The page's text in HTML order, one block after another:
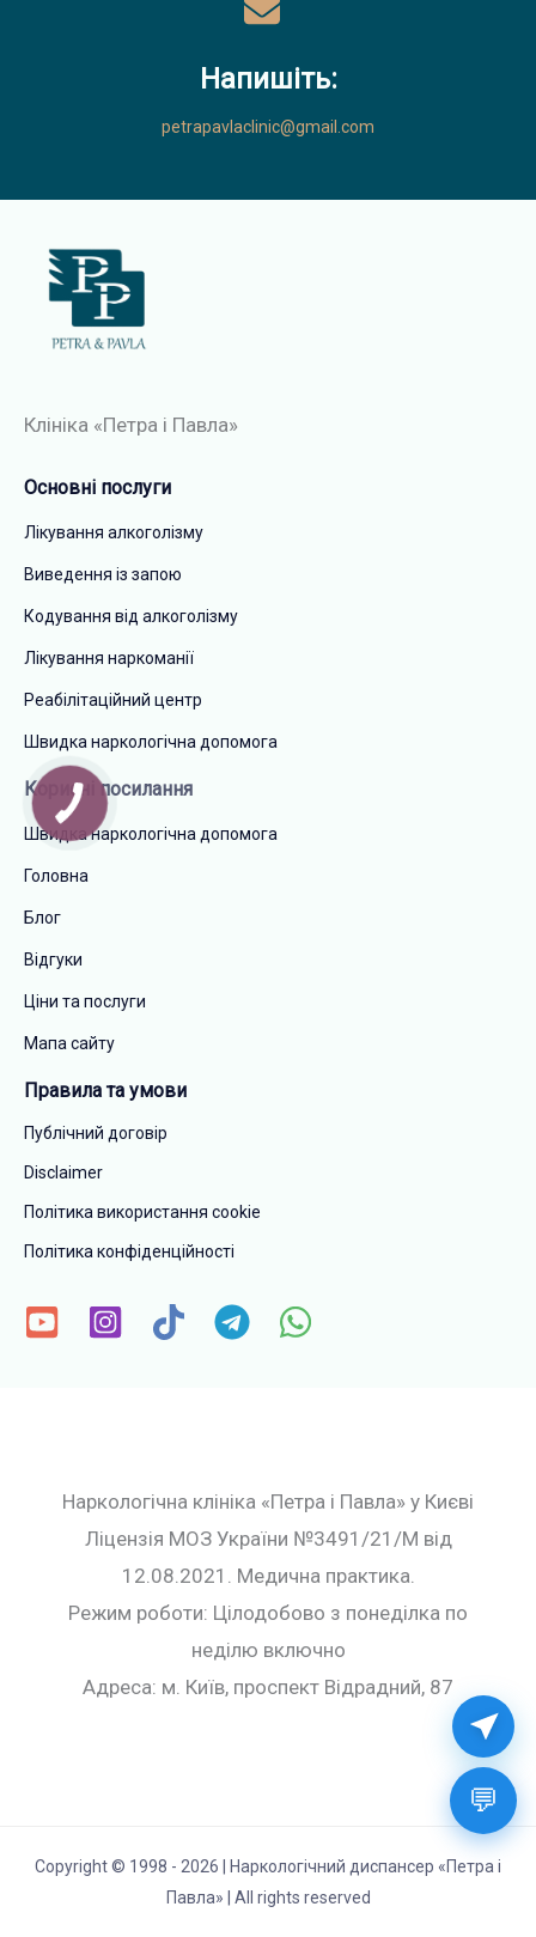
Напишіть:
petrapavlaclinic@gmail.com
Клініка «Петра і Павла»​
Основні послуги
Лікування алкоголізму
Виведення із запою
Кодування від алкоголізму
Лікування наркоманії
Реабілітаційний центр
Швидка наркологічна допомога
Корисні посилання
Швидка наркологічна допомога
Головна
Блог
Відгуки
Ціни та послуги
Мапа сайту
Правила та умови
Публічний договір
Disclaimer
Політика використання cookie
Політика конфіденційності
Наркологічна клініка «Петра і Павла» у Києві
Ліцензія МОЗ України №3491/21/М від
12.08.2021. Медична практика.
Режим роботи: Цілодобово з понеділка по
неділю включно
Адреса: м. Київ, проспект Відрадний, 87
Copyright © 1998 - 2026 | Наркологічний диспансер «Петра і
Павла» | All rights reserved
💬